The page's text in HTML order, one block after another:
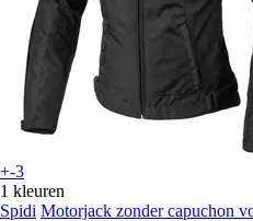
+-3
1 kleuren
Spidi Motorjack zonder capuchon